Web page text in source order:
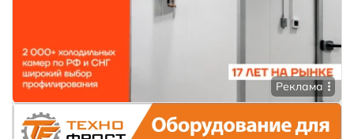
Реклама